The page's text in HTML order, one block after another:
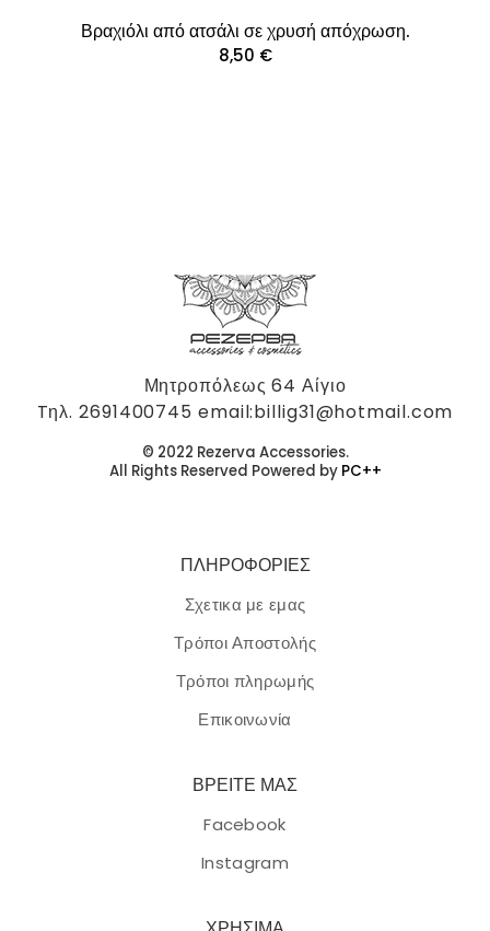
Βραχιόλι από ατσάλι σε χρυσή απόχρωση.
8,50 €
Μητροπόλεως 64 Αίγιο
Tηλ. 2691400745 email:billig31@hotmail.com
© 2022 Rezerva Accessories.
All Rights Reserved Powered by PC++
ΠΛΗΡΟΦΟΡΙΕΣ
Σχετικα με εμας
Τρόποι Αποστολής
Τρόποι πληρωμής
Επικοινωνία
ΒΡΕΙΤΕ ΜΑΣ
Facebook
Instagram